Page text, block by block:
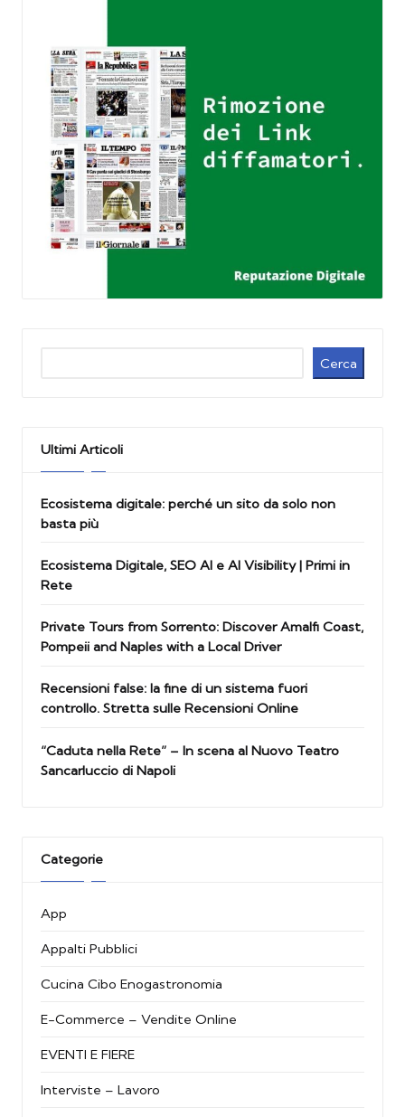
Cerca
Ultimi Articoli
Ecosistema digitale: perché un sito da solo non
basta più
Ecosistema Digitale, SEO AI e AI Visibility | Primi in
Rete
Private Tours from Sorrento: Discover Amalfi Coast,
Pompeii and Naples with a Local Driver
Recensioni false: la fine di un sistema fuori
controllo. Stretta sulle Recensioni Online
“Caduta nella Rete” – In scena al Nuovo Teatro
Sancarluccio di Napoli
Categorie
App
Appalti Pubblici
Cucina Cibo Enogastronomia
E-Commerce – Vendite Online
EVENTI E FIERE
Interviste – Lavoro